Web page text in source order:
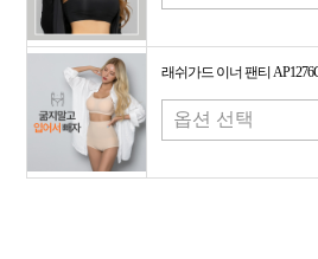
래쉬가드 이너 팬티